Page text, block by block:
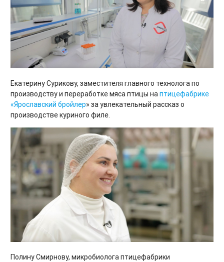
Екатерину Сурикову, заместителя главного технолога по
производству и переработке мяса птицы наптицефабрике
«Ярославский бройлер» за увлекательный рассказ о
производстве куриного филе.
Полину Смирнову, микробиолога птицефабрики